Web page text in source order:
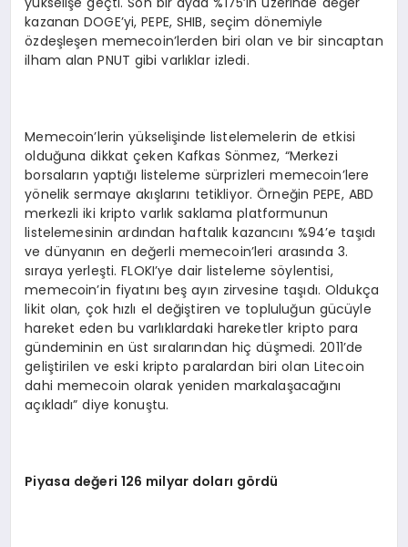
kazanan DOGE’yi, PEPE, SHIB, seçim dönemiyle
özdeşleşen memecoin’lerden biri olan ve bir sincaptan
ilham alan PNUT gibi varlıklar izledi.
Memecoin’lerin yükselişinde listelemelerin de etkisi
olduğuna dikkat çeken Kafkas Sönmez, “Merkezi
borsaların yaptığı listeleme sürprizleri memecoin’lere
yönelik sermaye akışlarını tetikliyor. Örneğin PEPE, ABD
merkezli iki kripto varlık saklama platformunun
listelemesinin ardından haftalık kazancını %94’e taşıdı
ve dünyanın en değerli memecoin’leri arasında 3.
sıraya yerleşti. FLOKI’ye dair listeleme söylentisi,
memecoin’in fiyatını beş ayın zirvesine taşıdı. Oldukça
likit olan, çok hızlı el değiştiren ve topluluğun gücüyle
hareket eden bu varlıklardaki hareketler kripto para
gündeminin en üst sıralarından hiç düşmedi. 2011’de
geliştirilen ve eski kripto paralardan biri olan Litecoin
dahi memecoin olarak yeniden markalaşacağını
açıkladı” diye konuştu.
Piyasa değeri 126 milyar doları gördü